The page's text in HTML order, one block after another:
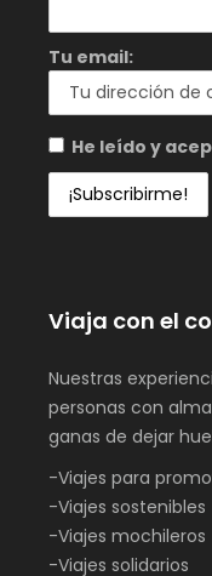
Tu email:
He leído y
Viaja con el
Nuestras
personas con
ganas de dejar
-Viajes para
-Viajes sostenibles
-Viajes mochileros
-Viajes solidarios